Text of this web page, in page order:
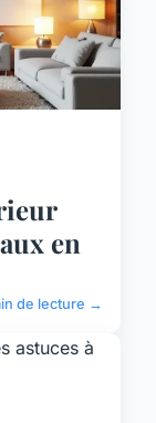
en
de lecture →